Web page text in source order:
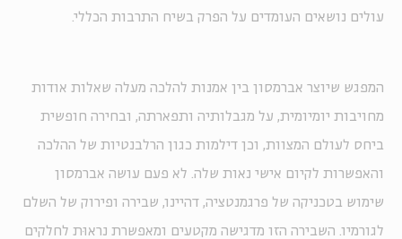
עולים נושאים העומדים על הפרק בשיח התרבות הכללי.
המפגש שיוצר אברמסון בין אמנות להלכה מעלה שאלות אודות
מחויבות יומיומית, על מגבלותיה ותפארתה, ובחירה חופשית
ביחס לעולם המצוות, וכן דילמות כגון הרלבנטיות של ההלכה
והאפשרות לקיום אישי נאות שלה. לא פעם עושה אברמסון
שימוש בטכניקה של פרגמנטציה, דהיינו, שבירה ופירוק של השלם
לגורמיו. השבירה הזו מדגישה מקטעים ומאפשרת נראוּת לחלקים